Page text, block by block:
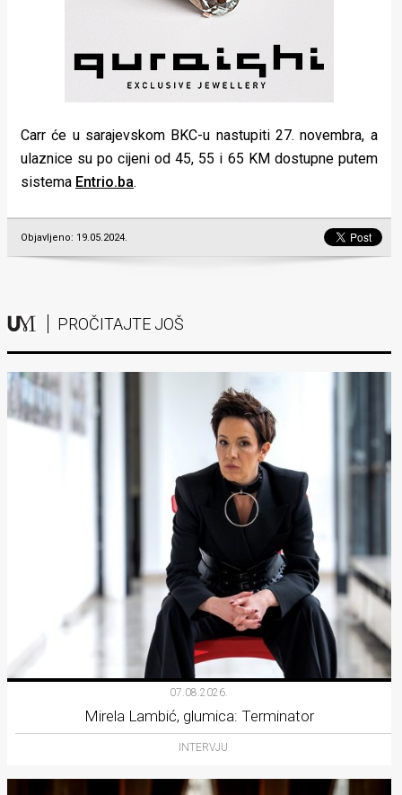
Carr će u sarajevskom BKC-u nastupiti 27. novembra, a
ulaznice su po cijeni od 45, 55 i 65 KM dostupne putem
sistema Entrio.ba.
Objavljeno: 19.05.2024.
PROČITAJTE JOŠ
07.08.2026.
Mirela Lambić, glumica: Terminator
INTERVJU